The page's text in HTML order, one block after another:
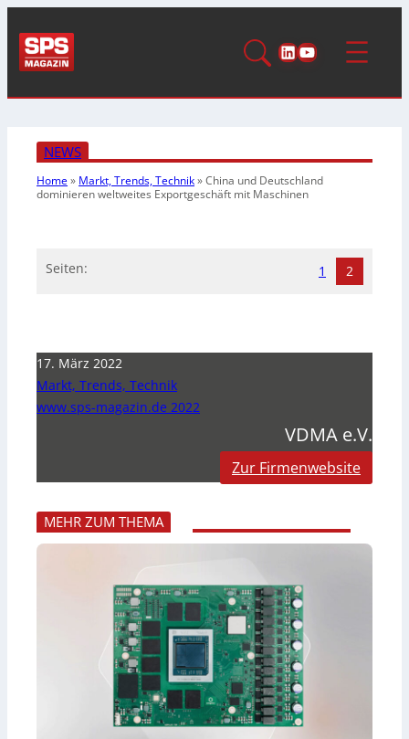
LinkedIn
YouTube
NEWS
Home» Markt, Trends, Technik»China und Deutschland
dominieren weltweites Exportgeschäft mit Maschinen
Seiten: 1 2
17. März 2022
Markt, Trends, Technik
www.sps-magazin.de 2022
VDMA e.V.
Zur Firmenwebsite
MEHR ZUM THEMA